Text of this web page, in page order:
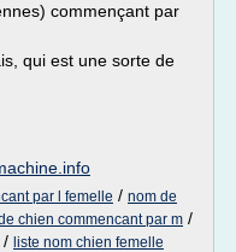
commençant par
qui est une sorte de
par l femelle / nom de
chien commencant par m /
/ liste nom chien femelle